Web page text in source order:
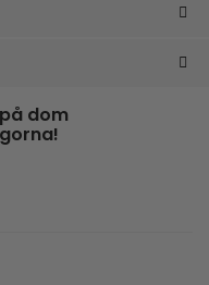
dom